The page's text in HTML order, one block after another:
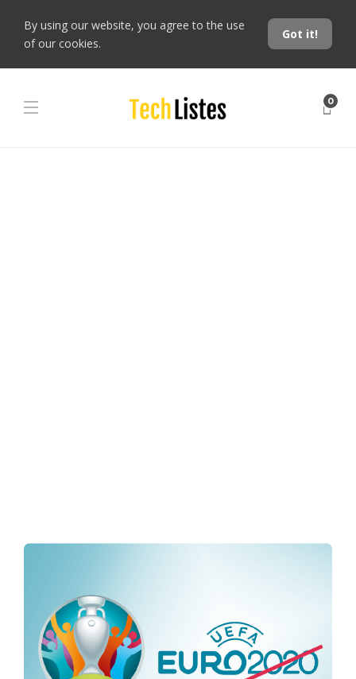
By using our website, you agree to the use
of our cookies.
Got it!
0